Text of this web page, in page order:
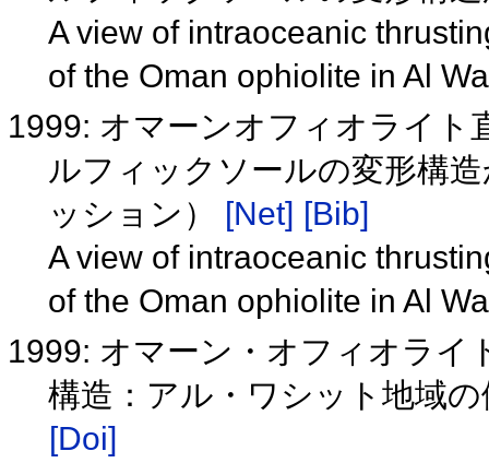
A view of intraoceanic
of the Oman ophiolite in Al
1999: オマーンオフィオライト
ルフィックソールの変形構
ッション）
[Net] [Bib]
A view of intraoceanic
of the Oman ophiolite in Al
1999: オマーン・オフィオライ
構造：アル・ワシット地域
[Doi]